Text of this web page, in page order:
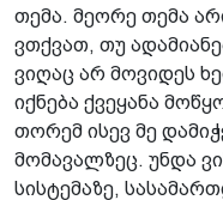
თემა. მეორე თემა
ვთქვათ, თუ
ვიღაც არ მოვიდეს
იქნება ქვეყანა
თორემ ისევ მე
მომავალზეც. უნდა
სისტემაზე,